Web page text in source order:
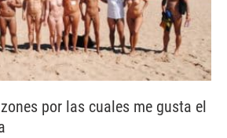
por las cuales me gusta el